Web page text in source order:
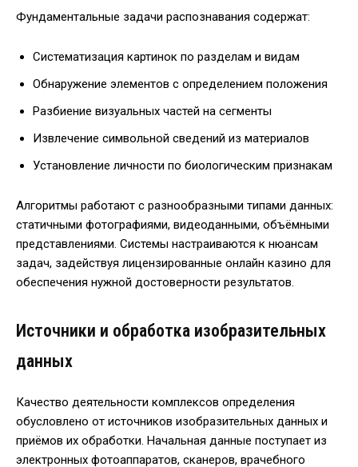
Фундаментальные задачи распознавания содержат:
Систематизация картинок по разделам и видам
Обнаружение элементов с определением положения
Разбиение визуальных частей на сегменты
Извлечение символьной сведений из материалов
Установление личности по биологическим признакам
Алгоритмы работают с разнообразными типами данных:
статичными фотографиями, видеоданными, объёмными
представлениями. Системы настраиваются к нюансам
задач, задействуя лицензированные онлайн казино для
обеспечения нужной достоверности результатов.
Источники и обработка изобразительных
данных
Качество деятельности комплексов определения
обусловлено от источников изобразительных данных и
приёмов их обработки. Начальная данные поступает из
электронных фотоаппаратов, сканеров, врачебного